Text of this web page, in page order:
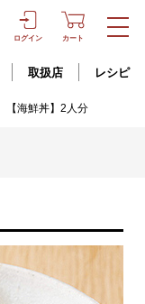
ログイン カート
取扱店 レシピ
【海鮮丼】2人分